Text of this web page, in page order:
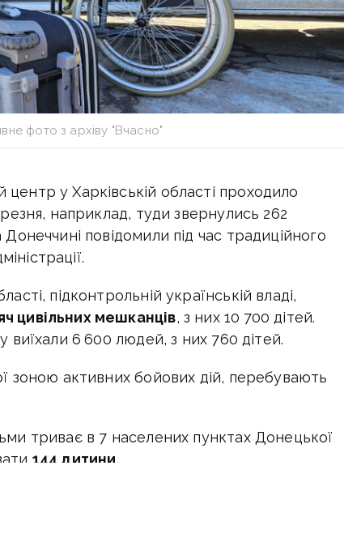
фото з архіву "Вчасно"
у Харківській області проходило
наприклад, туди звернулись 262
повідомили під час традиційного
підконтрольній українській владі,
цивільних мешканців, з них 10 700 дітей.
виїхали 6 600 людей, з них 760 дітей.
зоною активних бойових дій, перебувають
триває в 7 населених пунктах Донецької
144 дитини.